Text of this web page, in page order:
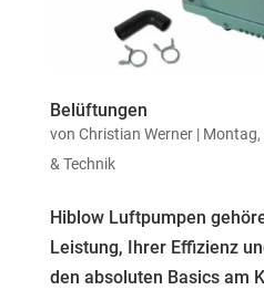
Belüftungen
von Christian Werner| Montag,
& Technik
Hiblow Luftpumpen
Leistung, Ihrer Effizienz
den absoluten Basics am